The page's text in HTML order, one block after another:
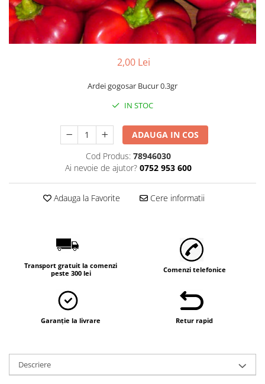
Incubatoare
Suplimente si produse de uz
veterinar
Suplimente si produse de uz
Suplimente si produse de uz
Oi şi capre
Hrana (furaje)
Porumbei
Accesorii
2,00 Lei
Ardei gogosar Bucur 0.3gr
IN STOC
ADAUGA IN COS
Cod Produs: 78946030
Ai nevoie de ajutor? 0752 953 600
Adauga la Favorite Cere informatii
Transport gratuit la comenzi
peste 300 lei
Comenzi telefonice
Garanție la livrare Retur rapid
Descriere